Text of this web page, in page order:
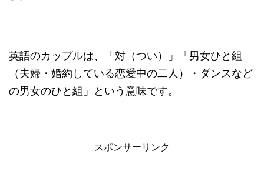
英語のカップルは、「対（つい）」「男女ひと組
（夫婦・婚約している恋愛中の二人）・ダンスなど
の男女のひと組」という意味です。
スポンサーリンク